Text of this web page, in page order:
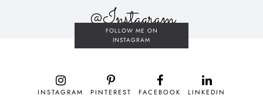
@Instagram
FOLLOW ME ON
INSTAGRAM
INSTAGRAM PINTEREST FACEBOOK LINKEDIN